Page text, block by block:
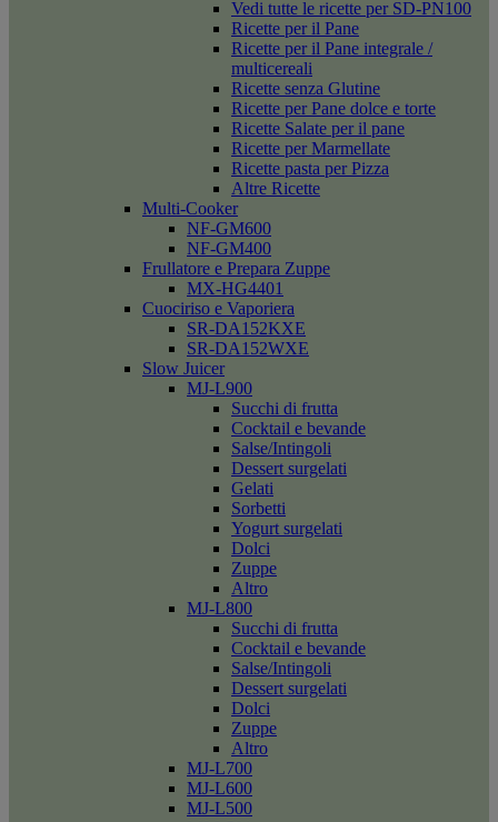
Vedi tutte le ricette per SD-PN100
Ricette per il Pane
Ricette per il Pane integrale /
multicereali
Ricette senza Glutine
Ricette per Pane dolce e torte
Ricette Salate per il pane
Ricette per Marmellate
Ricette pasta per Pizza
Altre Ricette
Multi-Cooker
NF-GM600
NF-GM400
Frullatore e Prepara Zuppe
MX-HG4401
Cuociriso e Vaporiera
SR-DA152KXE
SR-DA152WXE
Slow Juicer
MJ-L900
Succhi di frutta
Cocktail e bevande
Salse/Intingoli
Dessert surgelati
Gelati
Sorbetti
Yogurt surgelati
Dolci
Zuppe
Altro
MJ-L800
Succhi di frutta
Cocktail e bevande
Salse/Intingoli
Dessert surgelati
Dolci
Zuppe
Altro
MJ-L700
MJ-L600
MJ-L500